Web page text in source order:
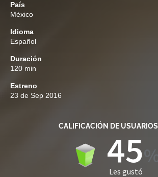
País
México
Idioma
Español
Duración
120 min
Estreno
23 de Sep 2016
CALIFICACIÓN DE USUARIOS
45
Les gustó